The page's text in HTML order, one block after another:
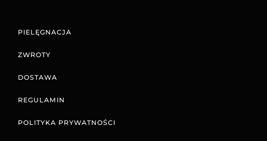
PIELĘGNACJA
ZWROTY
DOSTAWA
REGULAMIN
POLITYKA PRYWATNOŚCI